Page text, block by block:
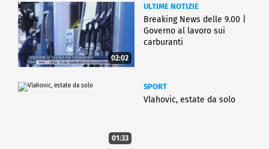
02:02
ULTIME NOTIZIE
Breaking News delle 9.00 |
Governo al lavoro sui
carburanti
01:33
SPORT
Vlahovic, estate da solo